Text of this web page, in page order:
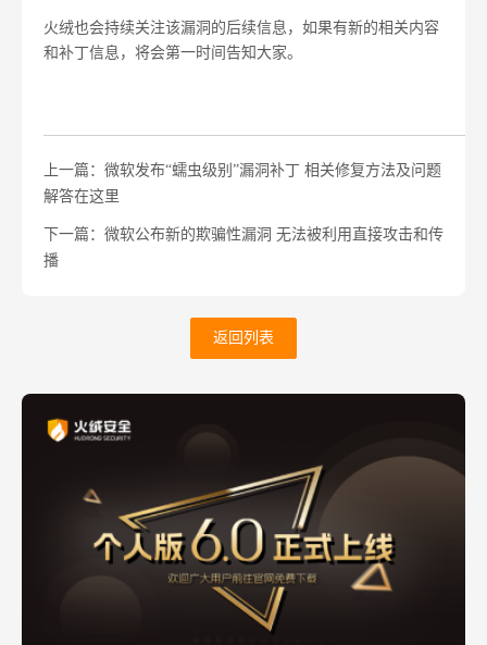
火绒也会持续关注该漏洞的后续信息，如果有新的相关内容
和补丁信息，将会第一时间告知大家。
上一篇：微软发布“蠕虫级别”漏洞补丁 相关修复方法及问题
解答在这里
下一篇：微软公布新的欺骗性漏洞 无法被利用直接攻击和传
播
返回列表